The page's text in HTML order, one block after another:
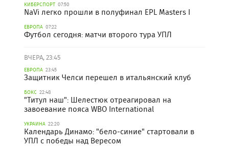
КИБЕРСПОРТ 07:50
NaVi легко прошли в полуфинал EPL Masters I
ЕВРОПА 07:22
Футбол сегодня: матчи второго тура УПЛ
ВЧЕРА, 23:45
ЕВРОПА 23:45
Защитник Челси перешел в итальянский клуб
БОКС 22:48
"Титул наш": Шелестюк отреагировал на
завоевание пояса WBO International
УКРАИНА 22:20
Календарь Динамо: "бело-синие" стартовали в
УПЛ с победы над Вересом